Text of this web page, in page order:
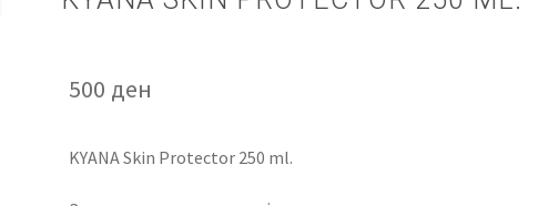
500 ден
KYANA Skin Protector 250 ml.